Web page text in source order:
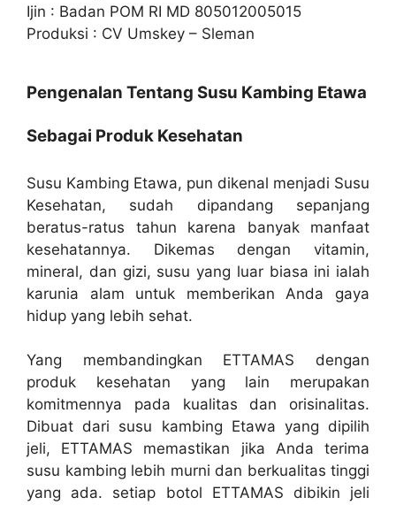
Ijin : Badan POM RI MD 805012005015
Produksi : CV Umskey – Sleman
Pengenalan Tentang Susu Kambing Etawa
Sebagai Produk Kesehatan
Susu Kambing Etawa, pun dikenal menjadi Susu
Kesehatan, sudah dipandang sepanjang
beratus-ratus tahun karena banyak manfaat
kesehatannya. Dikemas dengan vitamin,
mineral, dan gizi, susu yang luar biasa ini ialah
karunia alam untuk memberikan Anda gaya
hidup yang lebih sehat.
Yang membandingkan ETTAMAS dengan
produk kesehatan yang lain merupakan
komitmennya pada kualitas dan orisinalitas.
Dibuat dari susu kambing Etawa yang dipilih
jeli, ETTAMAS memastikan jika Anda terima
susu kambing lebih murni dan berkualitas tinggi
yang ada. setiap botol ETTAMAS dibikin jeli